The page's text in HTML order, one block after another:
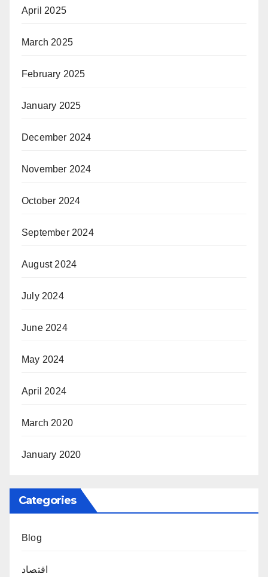
April 2025
March 2025
February 2025
January 2025
December 2024
November 2024
October 2024
September 2024
August 2024
July 2024
June 2024
May 2024
April 2024
March 2020
January 2020
Categories
Blog
اقتصاد